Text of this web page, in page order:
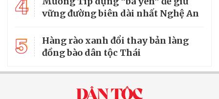
4
vững đường biên dài nhất Nghệ An
5
Hàng rào xanh đổi thay bản làng
đồng bào dân tộc Thái